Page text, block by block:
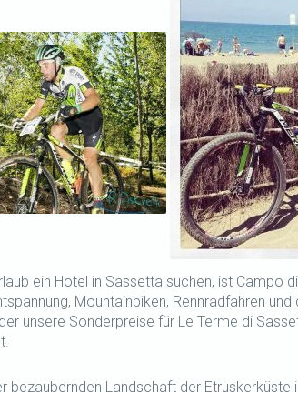
ein Hotel in Sassetta suchen, ist Campo
Mountainbiken, Rennradfahren
unsere Sonderpreise für Le Terme di
bezaubernden Landschaft der Etruskerküste